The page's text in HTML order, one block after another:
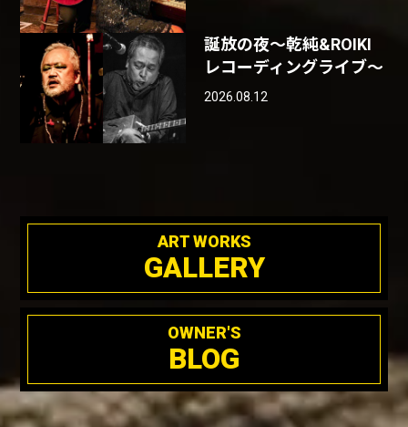
誕放の夜〜乾純&ROIKI
レコーディングライブ〜
2026.08.12
ART WORKS
GALLERY
OWNER'S
BLOG